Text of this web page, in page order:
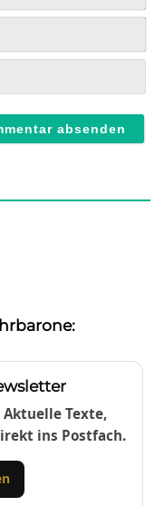
Texte,
ins Postfach.